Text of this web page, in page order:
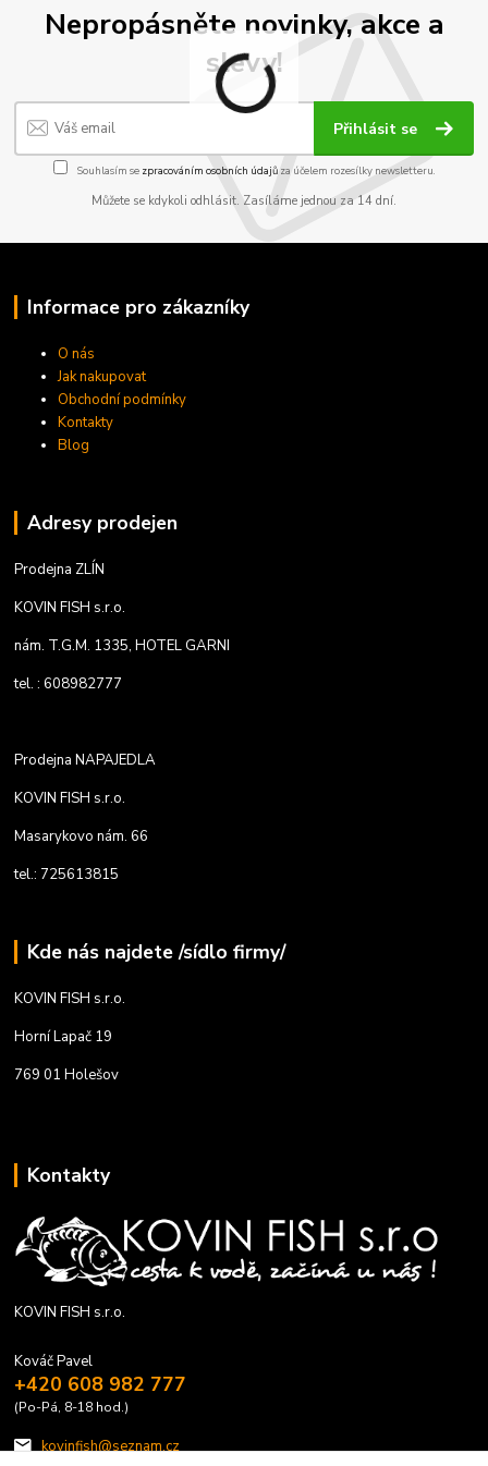
Nepropásněte novinky, akce a
slevy!
Přihlásit se
Souhlasím se zpracováním osobních údajůza účelem rozesílky newsletteru.
Můžete se kdykoli odhlásit. Zasíláme jednou za 14 dní.
Informace pro zákazníky
O nás
Jak nakupovat
Obchodní podmínky
Kontakty
Blog
Adresy prodejen
Prodejna ZLÍN
KOVIN FISH s.r.o.
nám. T.G.M. 1335, HOTEL GARNI
tel. : 608982777
Prodejna NAPAJEDLA
KOVIN FISH s.r.o.
Masarykovo nám. 66
tel.: 725613815
Kde nás najdete /sídlo firmy/
KOVIN FISH s.r.o.
Horní Lapač 19
769 01 Holešov
Kontakty
KOVIN FISH s.r.o.
Kováč Pavel
+420 608 982 777
(Po-Pá, 8-18 hod.)
kovinfish@seznam.cz